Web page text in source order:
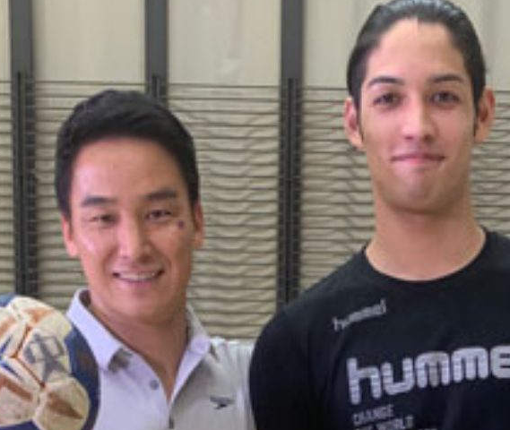
に出場。5月18日には葛飾区の区民大会（短水路）の50m平泳ぎで大会新記
区出身。大学卒業後、（株）アクアプロダクトに入社し、趣味の延長とし
活躍も期待される